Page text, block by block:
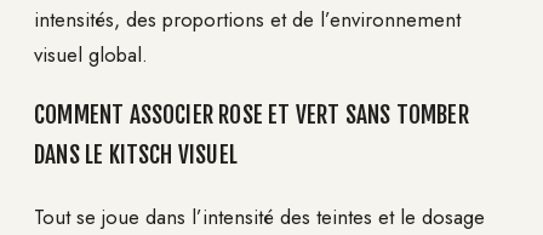
intensités, des proportions et de l’environnement
visuel global.
COMMENT ASSOCIER ROSE ET VERT SANS TOMBER
DANS LE KITSCH VISUEL
Tout se joue dans l’intensité des teintes et le dosage